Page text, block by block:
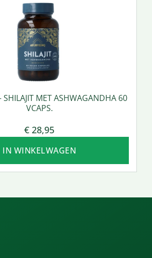
SHILAJIT MET ASHWAGANDHA 60
VCAPS.
€ 28,95
IN WINKELWAGEN